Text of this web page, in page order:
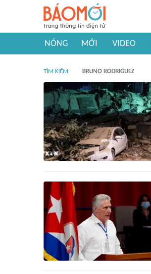
NÓNG MỚI VIDEO
TÌM KIẾM BRUNO RODRIGUEZ